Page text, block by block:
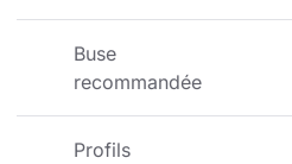
Buse
recommandée
Profils